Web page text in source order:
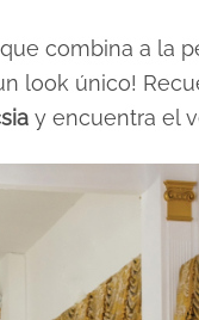
combina a la
look único!
y encuentra el